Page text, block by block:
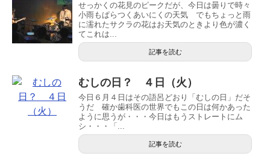
せっかくの花見のピークだが、今日は曇りで時々
小雨もぱらつくあいにくの天気 でもちょっと雨
に濡れたサクラの花はお天気のときより色が濃く
てこれは...
記事を読む
むしの日？ ４日（火）
今日６月４日はその語呂どおり「むしの日」だそ
うだ 確か歯科医の世界でもこの日は何かあった
ように思うが・・・今日はもうストレートにム
シ・・・「...
記事を読む